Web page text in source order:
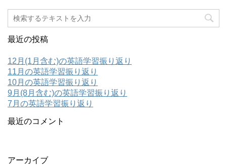
最近の投稿
12月(1月含む)の英語学習振り返り
11月の英語学習振り返り
10月の英語学習振り返り
9月(8月含む)の英語学習振り返り
7月の英語学習振り返り
最近のコメント
アーカイブ